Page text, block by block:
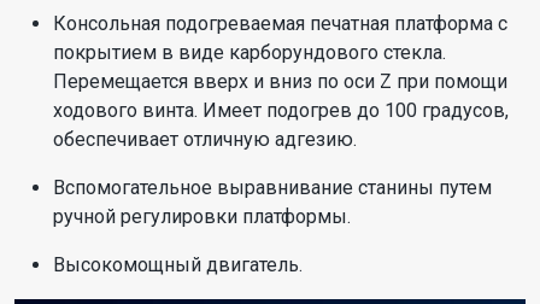
Консольная подогреваемая печатная платформа с
покрытием в виде карборундового стекла.
Перемещается вверх и вниз по оси Z при помощи
ходового винта. Имеет подогрев до 100 градусов,
обеспечивает отличную адгезию.
Вспомогательное выравнивание станины путем
ручной регулировки платформы.
Высокомощный двигатель.